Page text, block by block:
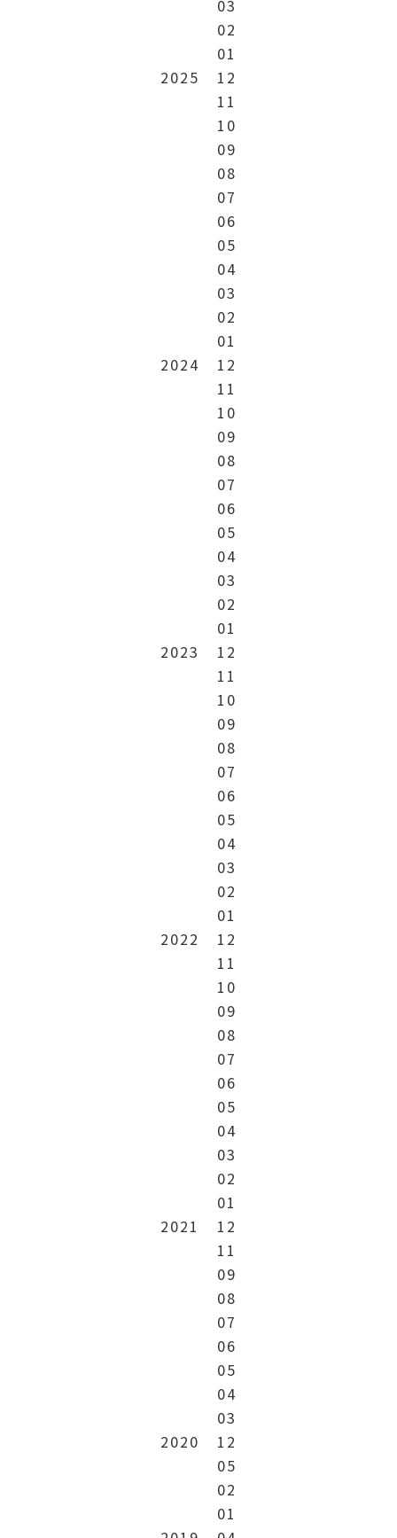
03
02
01
2025
12
11
10
09
08
07
06
05
04
03
02
01
2024
12
11
10
09
08
07
06
05
04
03
02
01
2023
12
11
10
09
08
07
06
05
04
03
02
01
2022
12
11
10
09
08
07
06
05
04
03
02
01
2021
12
11
09
08
07
06
05
04
03
2020
12
05
02
01